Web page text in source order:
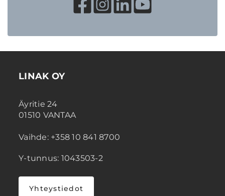
LINAK OY
Äyritie 24
01510 VANTAA
Vaihde: +358 10 841 8700
Y-tunnus: 1043503-2
Yhteystiedot